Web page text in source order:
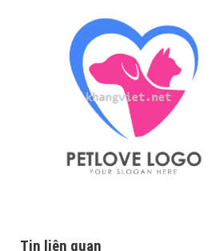
Tin liên quan